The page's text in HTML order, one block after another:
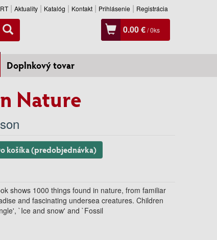
Aktuality Katalóg Kontakt Prihlásenie Registrácia
0.00 €/0ks
Doplnkový tovar
Nature
Do košíka (predobjednávka)
shows 1000 things found in nature, from familiar
and fascinating undersea creatures. Children
`Ice and snow' and `Fossil